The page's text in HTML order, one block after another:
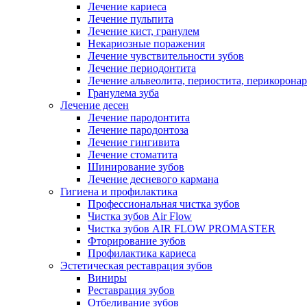
Лечение кариеса
Лечение пульпита
Лечение кист, гранулем
Некариозные поражения
Лечение чувствительности зубов
Лечение периодонтита
Лечение альвеолита, периостита,
Гранулема зуба
Лечение десен
Лечение пародонтита
Лечение пародонтоза
Лечение гингивита
Лечение стоматита
Шинирование зубов
Лечение десневого кармана
Гигиена и профилактика
Профессиональная чистка зубов
Чистка зубов Air Flow
Чистка зубов AIR FLOW PROMASTER
Фторирование зубов
Профилактика кариеса
Эстетическая реставрация зубов
Виниры
Реставрация зубов
Отбеливание зубов